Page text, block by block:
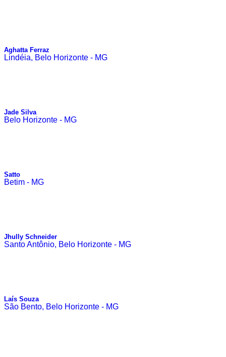
Aghatta Ferraz
Lindéia, Belo Horizonte - MG
Jade Silva
Belo Horizonte - MG
Satto
Betim - MG
Jhully Schneider
Santo Antônio, Belo Horizonte - MG
Laís Souza
São Bento, Belo Horizonte - MG